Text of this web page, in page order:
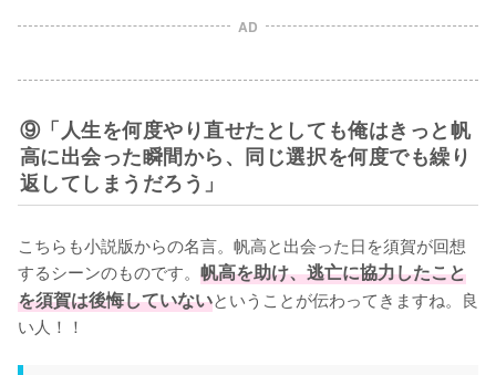
AD
⑨「人生を何度やり直せたとしても俺はきっと帆
高に出会った瞬間から、同じ選択を何度でも繰り
返してしまうだろう」
こちらも小説版からの名言。帆高と出会った日を須賀が回想
するシーンのものです。 帆高を助け、逃亡に協力したこと
を須賀は後悔していないということが伝わってきますね。良
い人！！